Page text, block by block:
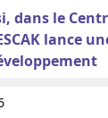
dans le
lance